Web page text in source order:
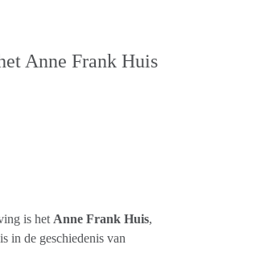
Anne Frank Huis
is het Anne Frank Huis,
in de geschiedenis van